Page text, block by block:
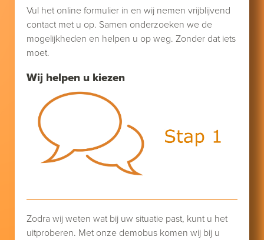
Wij helpen u kiezen
Vul het online formulier in en wij nemen vrijblijvend
contact met u op. Samen onderzoeken we de
mogelijkheden en helpen u op weg. Zonder dat iets
moet.
Zodra wij weten wat bij uw situatie past, kunt u het
uitproberen. Met onze demobus komen wij bij u